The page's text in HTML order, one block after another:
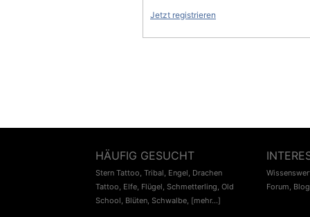
Jetzt registrieren
HÄUFIG GESUCHT
Stern Tattoo, Tribal, Engel, Drachen
Tattoo, Elfe, Flügel, Schmetterling, Old
School, Blüten, Schwalbe, [mehr...]
Forum, Blog